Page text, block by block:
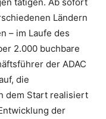
Ländern
– im Laufe des
2.000 buchbare
der ADAC
die
dem Start realisiert
der